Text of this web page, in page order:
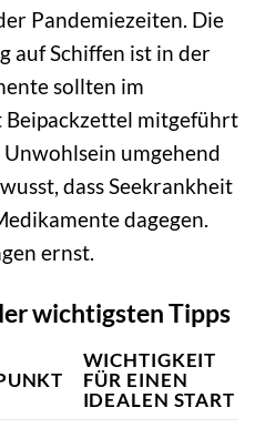
Pandemiezeiten. Die
auf Schiffen ist in der
sollten im
mitgeführt
umgehend
dass Seekrankheit
dagegen.
ernst.
wichtigsten Tipps
WICHTIGKEIT
FÜR EINEN
IDEALEN START